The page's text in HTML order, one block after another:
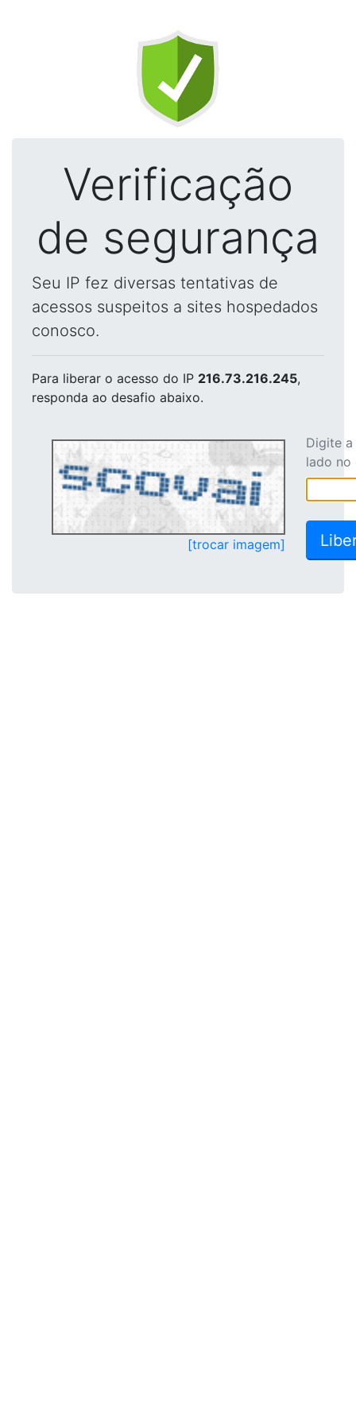
Verificação
de segurança
Seu IP fez diversas tentativas de
acessos suspeitos a sites hospedados
conosco.
Para liberar o acesso do IP 216.73.216.245,
responda ao desafio abaixo.
[trocar imagem]
Digite
lado no